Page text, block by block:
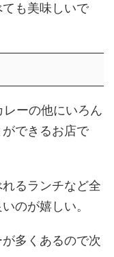
も美味しいで
ーの他にいろん
できるお店で
るランチなど全
のが嬉しい。
多くあるので次